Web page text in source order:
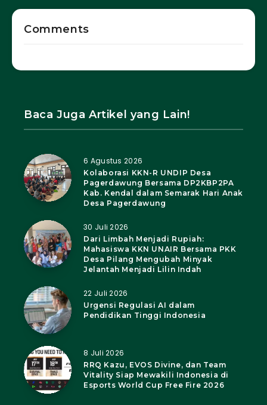
Comments
Baca Juga Artikel yang Lain!
6 Agustus 2026
Kolaborasi KKN-R UNDIP Desa
Pagerdawung Bersama DP2KBP2PA
Kab. Kendal dalam Semarak Hari Anak
Desa Pagerdawung
30 Juli 2026
Dari Limbah Menjadi Rupiah:
Mahasiswa KKN UNAIR Bersama PKK
Desa Pilang Mengubah Minyak
Jelantah Menjadi Lilin Indah
22 Juli 2026
Urgensi Regulasi AI dalam
Pendidikan Tinggi Indonesia
8 Juli 2026
RRQ Kazu, EVOS Divine, dan Team
Vitality Siap Mewakili Indonesia di
Esports World Cup Free Fire 2026